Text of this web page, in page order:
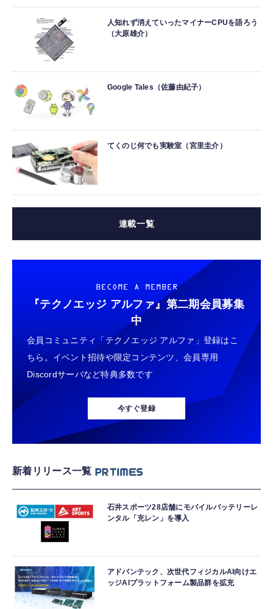
人知れず消えていったマイナーCPUを語ろう
（大原雄介）
Google Tales（佐藤由紀子）
てくのじ何でも実験室（宮里圭介）
連載一覧
BECOME A MEMBER
『テクノエッジ アルファ』 第二期会員募集
中
会員コミュニティ「テクノエッジ アルファ」登録はこ
ちら。イベント招待や限定コンテンツ、会員専用
Discordサーバなど特典多数です
今すぐ登録
新着リリース一覧
石井スポーツ28店舗にモバイルバッテリーレ
ンタル「充レン」を導入
アドバンテック、次世代フィジカルAI向けエ
ッジAIプラットフォーム製品群を拡充